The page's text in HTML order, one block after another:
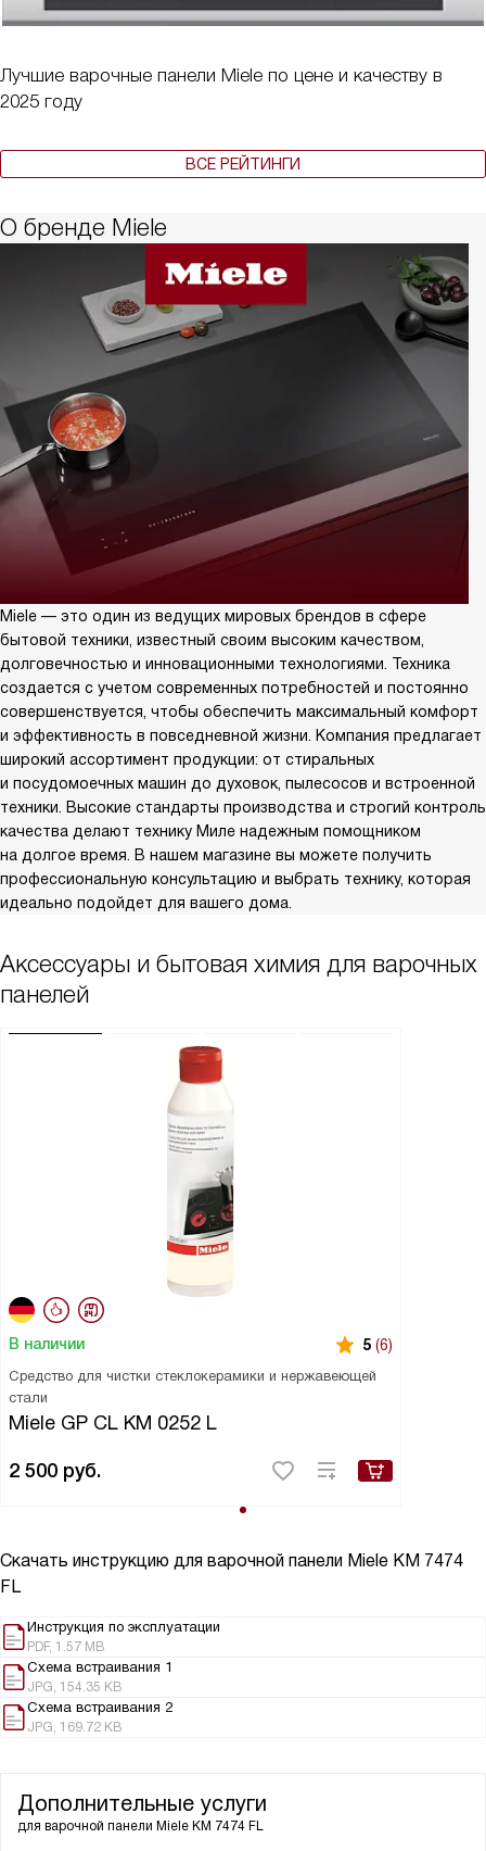
Лучшие варочные панели Miele по цене и качеству в
2025 году
ВСЕ РЕЙТИНГИ
О бренде Miele
Miele — это один из ведущих мировых брендов в сфере
бытовой техники, известный своим высоким качеством,
долговечностью и инновационными технологиями. Техника
создается с учетом современных потребностей и постоянно
совершенствуется, чтобы обеспечить максимальный комфорт
и эффективность в повседневной жизни. Компания предлагает
широкий ассортимент продукции: от стиральных
и посудомоечных машин до духовок, пылесосов и встроенной
техники. Высокие стандарты производства и строгий контроль
качества делают технику Миле надежным помощником
на долгое время. В нашем магазине вы можете получить
профессиональную консультацию и выбрать технику, которая
идеально подойдет для вашего дома.
Аксессуары и бытовая химия для варочных
панелей
В наличии 5 (6)
Средство для чистки стеклокерамики и нержавеющей
стали
Miele GP CL KM 0252 L
2 500 руб.
Скачать инструкцию для варочной панели Miele KM 7474
FL
Инструкция по эксплуатации
PDF, 1.57 MB
Схема встраивания 1
JPG, 154.35 KB
Схема встраивания 2
JPG, 169.72 KB
Дополнительные услуги
для варочной панели Miele KM 7474 FL